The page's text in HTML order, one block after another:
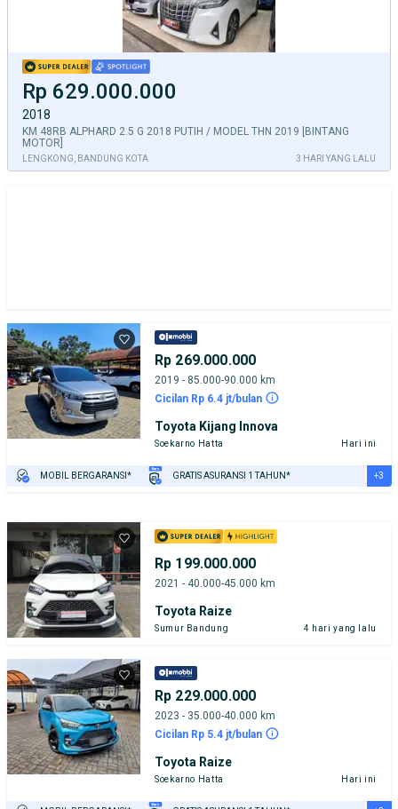
Rp 629.000.000
2018
KM 48RB ALPHARD 2.5 G 2018 PUTIH / MODEL THN 2019 [BINTANG
MOTOR]
LENGKONG, BANDUNG KOTA 3 HARI YANG LALU
Rp 269.000.000
2019 - 85.000-90.000 km
Cicilan Rp 6.4 jt/bulan
Toyota Kijang Innova
Soekarno Hatta Hari ini
MOBIL BERGARANSI* GRATIS ASURANSI 1 TAHUN* +3
Rp 199.000.000
2021 - 40.000-45.000 km
Toyota Raize
Sumur Bandung 4 hari yang lalu
Rp 229.000.000
2023 - 35.000-40.000 km
Cicilan Rp 5.4 jt/bulan
Toyota Raize
Soekarno Hatta Hari ini